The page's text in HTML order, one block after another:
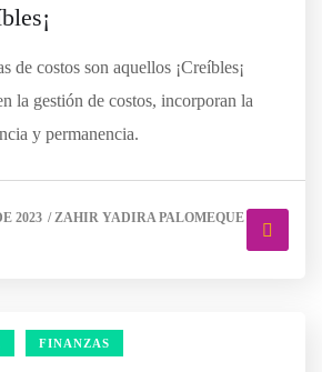
de costos son aquellos ¡Creíbles¡
la gestión de costos, incorporan la
y permanencia.
2023 /ZAHIR YADIRA PALOMEQUE
FINANZAS